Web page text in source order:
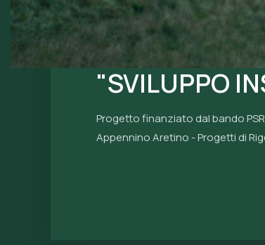
"SVILUPPO
Progetto finanziato dal bando
Appennino Aretino - Progetti di